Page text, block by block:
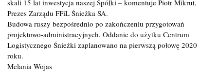
skali 15 lat inwestycja naszej Spółki – komentuje Piotr Mikrut,
Prezes Zarządu FFiL Śnieżka SA.
Budowa ruszy bezpośrednio po zakończeniu przygotowań
projektowo-administracyjnych. Oddanie do użytku Centrum
Logistycznego Śnieżki zaplanowano na pierwszą połowę 2020
roku.
Melania Wojas